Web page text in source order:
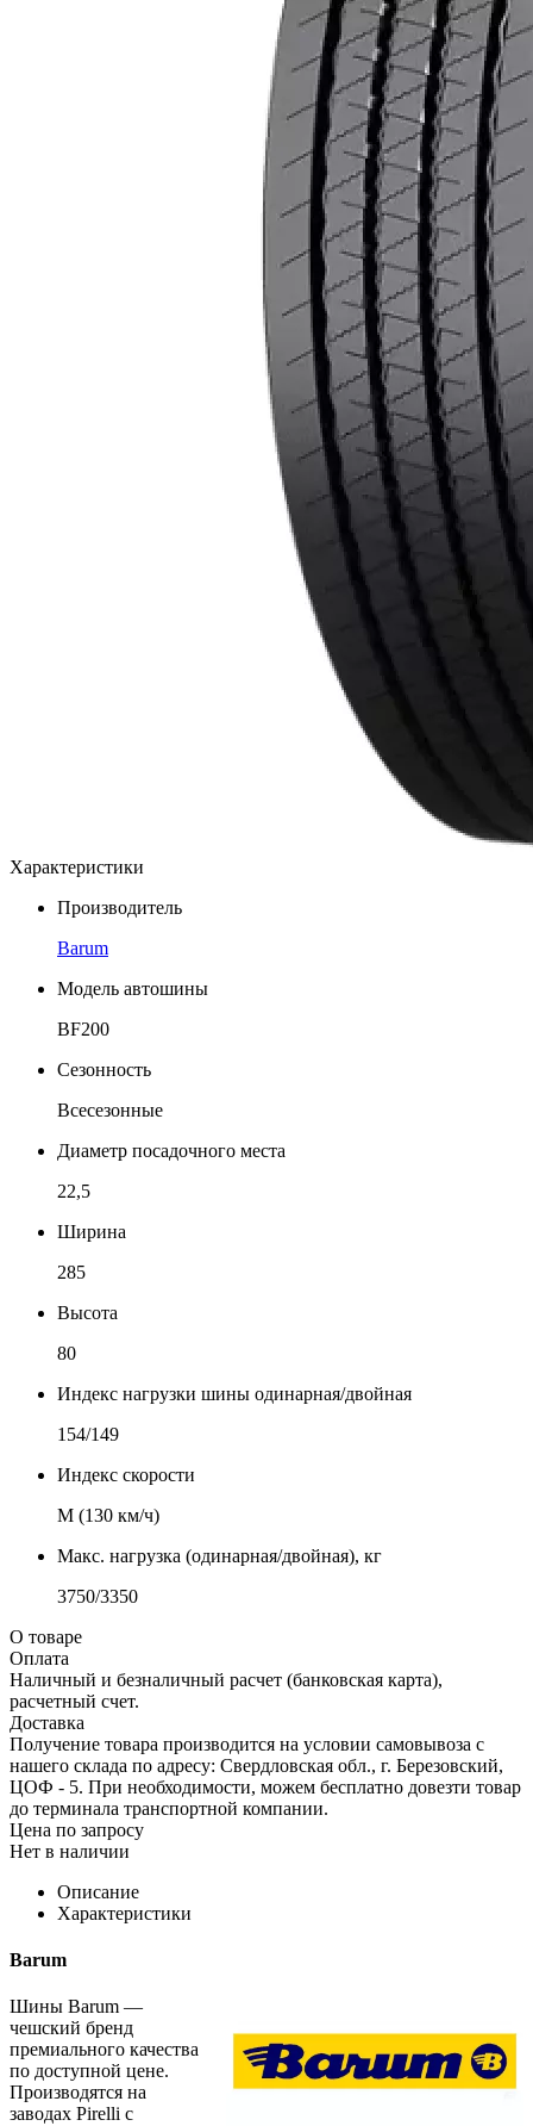
Характеристики
Производитель
Barum
Модель автошины
BF200
Сезонность
Всесезонные
Диаметр посадочного места
22,5
Ширина
285
Высота
80
Индекс нагрузки шины одинарная/двойная
154/149
Индекс скорости
М (130 км/ч)
Макс. нагрузка (одинарная/двойная), кг
3750/3350
О товаре
Оплата
Наличный и безналичный расчет (банковская карта),
расчетный счет.
Доставка
Получение товара производится на условии самовывоза с
нашего склада по адресу: Свердловская обл., г. Березовский,
ЦОФ - 5. При необходимости, можем бесплатно довезти товар
до терминала транспортной компании.
Цена по запросу
Нет в наличии
Описание
Характеристики
Barum
Шины Barum —
чешский бренд
премиального качества
по доступной цене.
Производятся на
заводах Pirelli с